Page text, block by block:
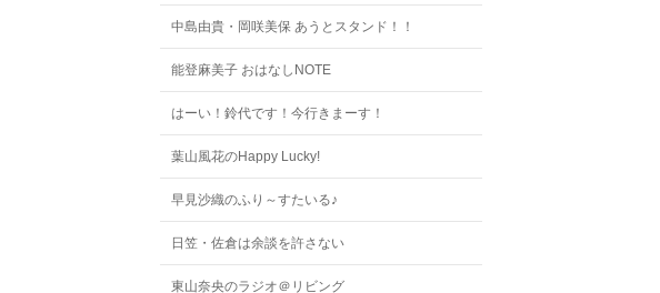
中島由貴・岡咲美保 あうとスタンド！！
能登麻美子 おはなしNOTE
はーい！鈴代です！今行きまーす！
葉山風花のHappy Lucky!
早見沙織のふり～すたいる♪
日笠・佐倉は余談を許さない
東山奈央のラジオ＠リビング